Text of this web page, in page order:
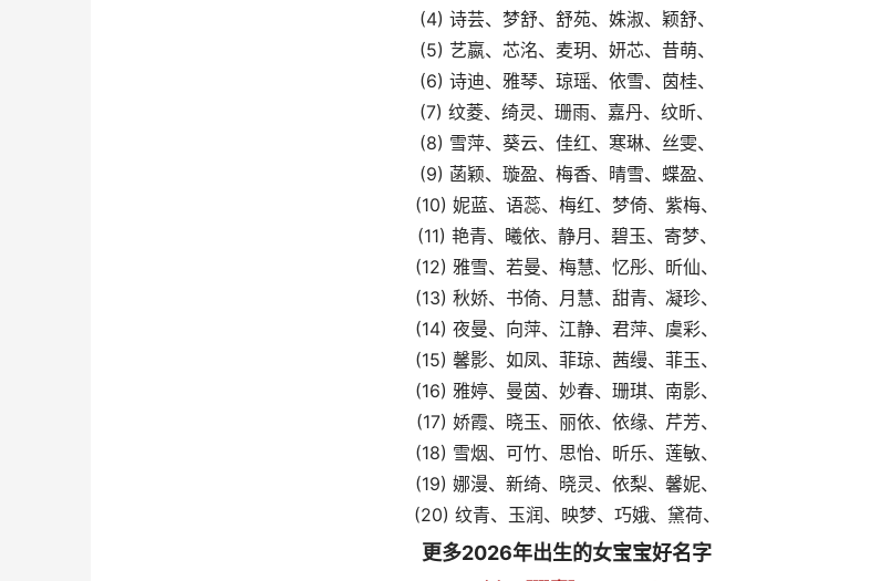
(4) 诗芸、梦舒、舒苑、姝淑、颖舒、
(5) 艺嬴、芯洺、麦玥、妍芯、昔萌、
(6) 诗迪、雅琴、琼瑶、依雪、茵桂、
(7) 纹菱、绮灵、珊雨、嘉丹、纹昕、
(8) 雪萍、葵云、佳红、寒琳、丝雯、
(9) 菡颖、璇盈、梅香、晴雪、蝶盈、
(10) 妮蓝、语蕊、梅红、梦倚、紫梅、
(11) 艳青、曦依、静月、碧玉、寄梦、
(12) 雅雪、若曼、梅慧、忆彤、昕仙、
(13) 秋娇、书倚、月慧、甜青、凝珍、
(14) 夜曼、向萍、江静、君萍、虞彩、
(15) 馨影、如凤、菲琼、茜缦、菲玉、
(16) 雅婷、曼茵、妙春、珊琪、南影、
(17) 娇霞、晓玉、丽依、依缘、芹芳、
(18) 雪烟、可竹、思怡、昕乐、莲敏、
(19) 娜漫、新绮、晓灵、依梨、馨妮、
(20) 纹青、玉润、映梦、巧娥、黛荷、
更多2026年出生的女宝宝好名字